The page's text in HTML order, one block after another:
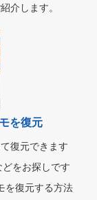
介します。
を復元
復元できます
をお探しです
を復元する方法